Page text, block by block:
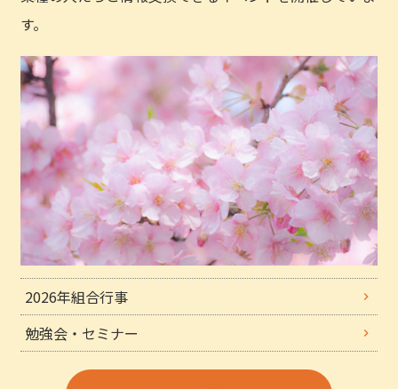
す。
2026年組合行事
勉強会・セミナー